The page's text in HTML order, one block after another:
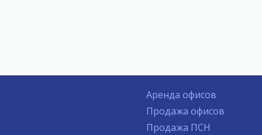
Аренда офисов
Продажа офисов
Продажа ПСН